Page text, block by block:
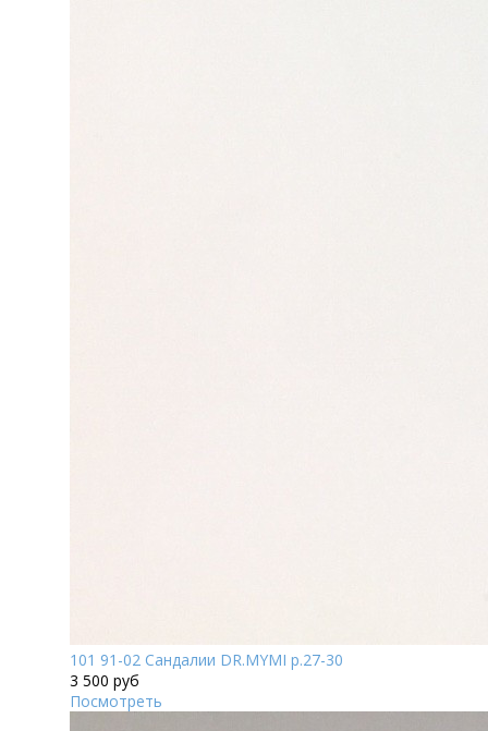
101 91-02 Сандалии DR.MYMI р.27-30
3 500 руб
Посмотреть